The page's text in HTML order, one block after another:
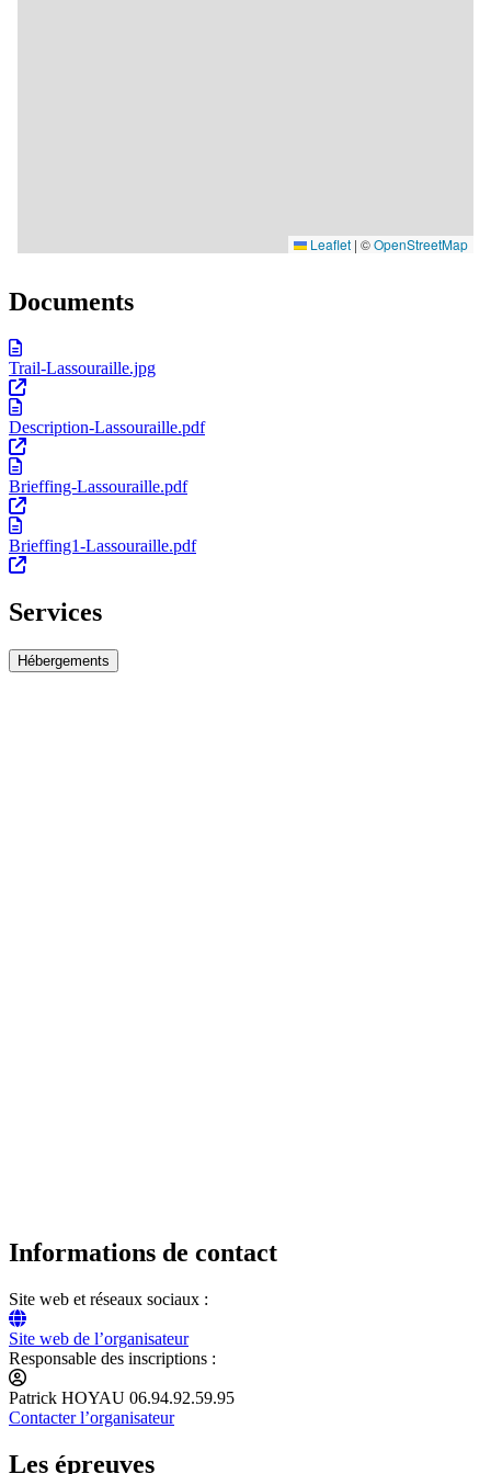
Documents
Trail-Lassouraille.jpg
Description-Lassouraille.pdf
Brieffing-Lassouraille.pdf
Brieffing1-Lassouraille.pdf
Services
Hébergements
Informations de contact
Site web et réseaux sociaux :
Site web de l’organisateur
Responsable des inscriptions :
Patrick HOYAU 06.94.92.59.95
Contacter l’organisateur
Les épreuves